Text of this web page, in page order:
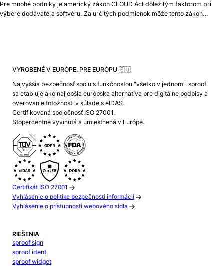
Pre mnohé podniky je americký zákon CLOUD Act dôležitým faktorom pri
výbere dodávateľa softvéru. Za určitých podmienok môže tento zákon…
VYROBENÉ V EURÓPE. PRE EURÓPU 🇪🇺
Najvyššia bezpečnosť spolu s funkčnosťou "všetko v jednom". sproof
sa etabluje ako najlepšia európska alternatíva pre digitálne podpisy a
overovanie totožnosti v súlade s eIDAS.
Certifikovaná spoločnosť ISO 27001.
Stopercentne vyvinutá a umiestnená v Európe.
Certifikát ISO 27001
Vyhlásenie o politike bezpečnosti informácií
Vyhlásenie o prístupnosti webového sídla
RIEŠENIA
sproof sign
sproof ident
sproof widget